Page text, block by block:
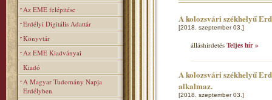
Az EME felépitése
Erdélyi Digitális Adattár
Könyvtár
Az EME Kiadványai
Kiadó
A Magyar Tudomány Napja
Erdélyben
A kolozsvári székhelyű
[2018. szeptember 03.]
álláshirdetés Teljes hír »
A kolozsvári székhelyű
alkalmaz.
[2018. szeptember 03.]